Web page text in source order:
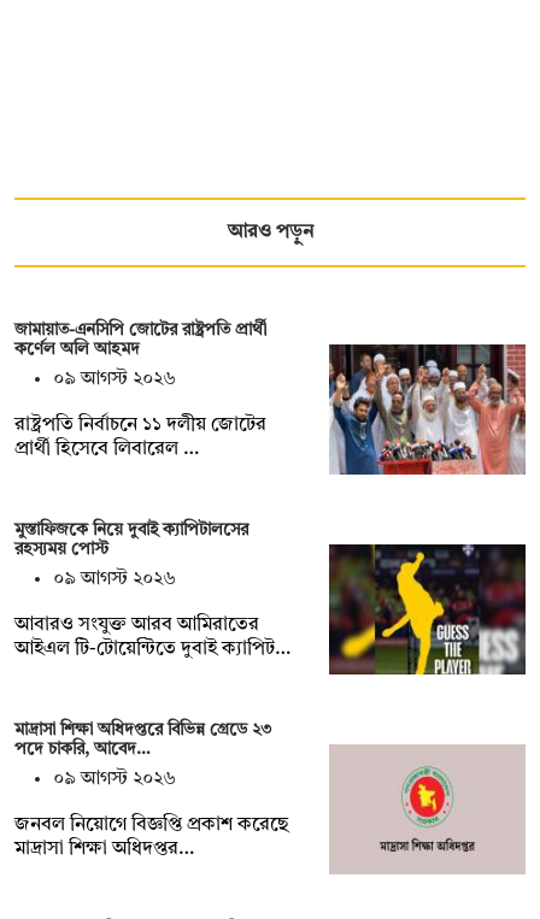
আরও পড়ুন
জামায়াত-এনসিপি জোটের রাষ্ট্রপতি প্রার্থী
কর্ণেল অলি আহমদ
০৯ আগস্ট ২০২৬
রাষ্ট্রপতি নির্বাচনে ১১ দলীয় জোটের
প্রার্থী হিসেবে লিবারেল …
মুস্তাফিজকে নিয়ে দুবাই ক্যাপিটালসের
রহস্যময় পোস্ট
০৯ আগস্ট ২০২৬
আবারও সংযুক্ত আরব আমিরাতের
আইএল টি-টোয়েন্টিতে দুবাই ক্যাপিট…
মাদ্রাসা শিক্ষা অধিদপ্তরে বিভিন্ন গ্রেডে ২৩
পদে চাকরি, আবেদ…
০৯ আগস্ট ২০২৬
জনবল নিয়োগে বিজ্ঞপ্তি প্রকাশ করেছে
মাদ্রাসা শিক্ষা অধিদপ্তর…